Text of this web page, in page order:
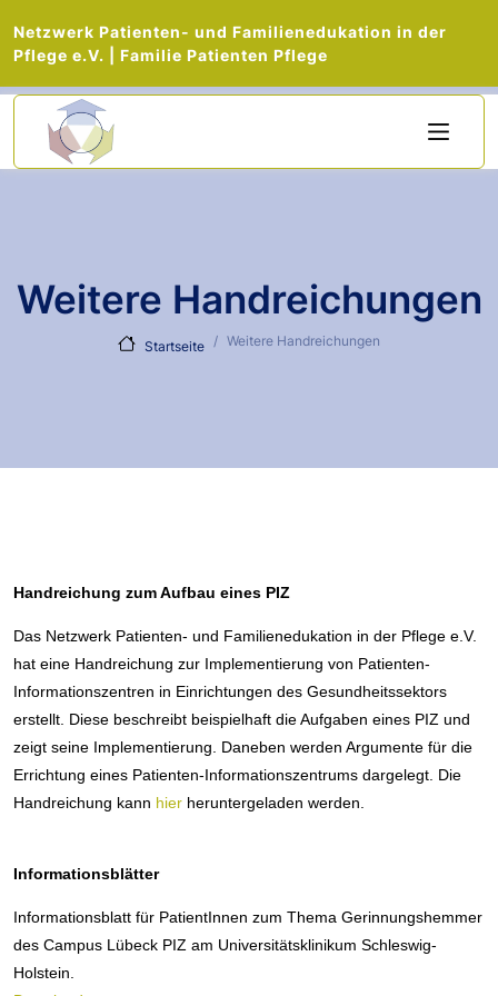
Netzwerk Patienten- und Familienedukation in der
Pflege e.V. | Familie Patienten Pflege
Weitere Handreichungen
Startseite Weitere Handreichungen
Handreichung zum Aufbau eines PIZ
Das Netzwerk Patienten- und Familienedukation in der Pflege e.V.
hat eine Handreichung zur Implementierung von Patienten-
Informationszentren in Einrichtungen des Gesundheitssektors
erstellt. Diese beschreibt beispielhaft die Aufgaben eines PIZ und
zeigt seine Implementierung. Daneben werden Argumente für die
Errichtung eines Patienten-Informationszentrums dargelegt. Die
Handreichung kann hier heruntergeladen werden.
Informationsblätter
Informationsblatt für PatientInnen zum Thema Gerinnungshemmer
des Campus Lübeck PIZ am Universitätsklinikum Schleswig-
Holstein.